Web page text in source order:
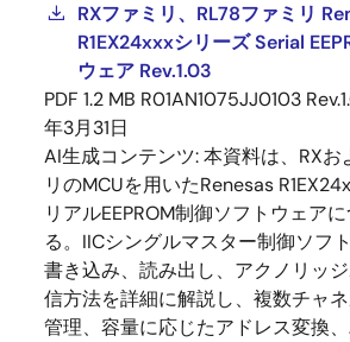
RXファミリ、RL78ファミリ
R1EX24xxxシリーズ Serial
ウェア Rev.1.03
PDF 1.2 MB R01AN1075JJ0103
年3月31日
AI生成コンテンツ:本資料は、RXお
リのMCUを用いたRenesas
リアルEEPROM制御ソフトウェア
る。IICシングルマスター制御ソフ
書き込み、読み出し、アクノリッ
信方法を詳細に解説し、複数チャ
管理、容量に応じたアドレス変換